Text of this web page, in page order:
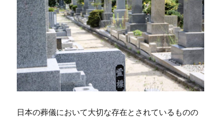
日本の葬儀において大切な存在とされているものの